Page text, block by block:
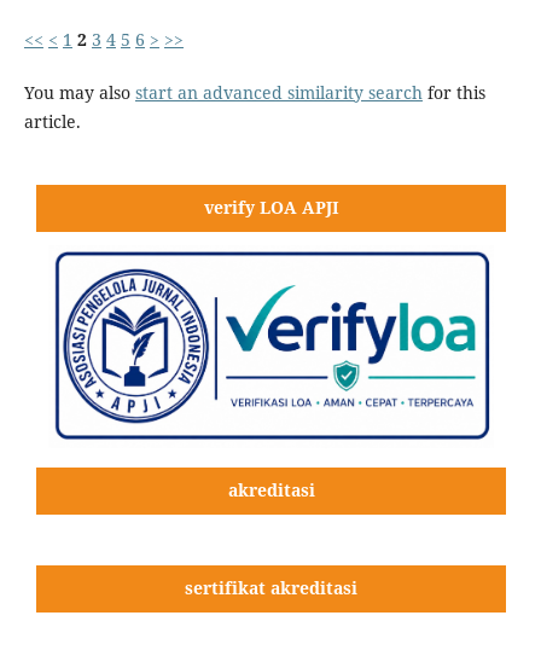
<< < 1 2 3 4 5 6 > >>
You may also start an advanced similarity searchfor this
article.
verify LOA APJI
akreditasi
sertifikat akreditasi